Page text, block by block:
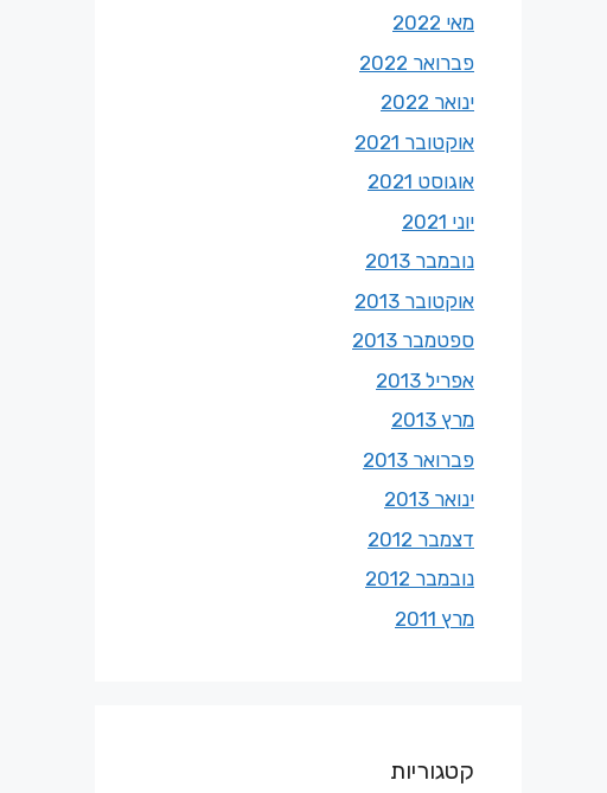
מאי 2022
פברואר 2022
ינואר 2022
אוקטובר 2021
אוגוסט 2021
יוני 2021
נובמבר 2013
אוקטובר 2013
ספטמבר 2013
אפריל 2013
מרץ 2013
פברואר 2013
ינואר 2013
דצמבר 2012
נובמבר 2012
מרץ 2011
קטגוריות